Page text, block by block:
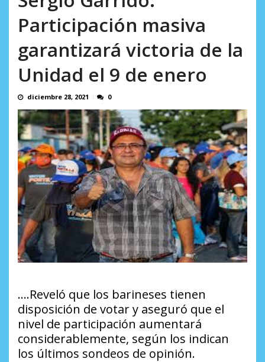
Participación masiva
garantizará victoria de la
Unidad el 9 de enero
diciembre 28, 2021 0
….Reveló que los barineses tienen
disposición de votar y aseguró que el
nivel de participación aumentará
considerablemente, según los indican
los últimos sondeos de opinión.